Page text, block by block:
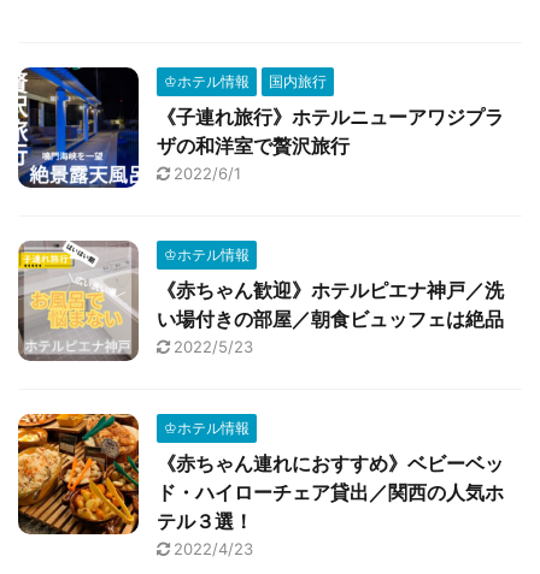
♔ホテル情報 国内旅行
《子連れ旅行》ホテルニューアワジプラ
ザの和洋室で贅沢旅行
2022/6/1
♔ホテル情報
《赤ちゃん歓迎》ホテルピエナ神戸／洗
い場付きの部屋／朝食ビュッフェは絶品
2022/5/23
♔ホテル情報
《赤ちゃん連れにおすすめ》ベビーベッ
ド・ハイローチェア貸出／関西の人気ホ
テル３選！
2022/4/23